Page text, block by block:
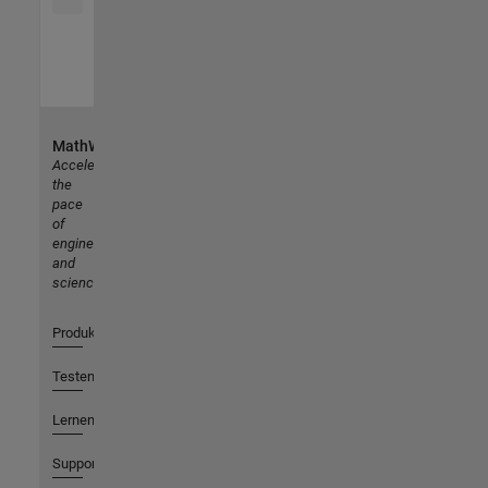
MathWorks
Accelerating
the
pace
of
engineering
and
science
Produkte
Testen oder Kaufen
Lernen
Support